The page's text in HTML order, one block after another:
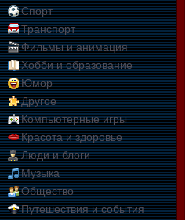
Спорт
Транспорт
Фильмы и анимация
Хобби и образование
Юмор
Другое
Компьютерные игры
Красота и здоровье
Люди и блоги
Музыка
Общество
Путешествия и события